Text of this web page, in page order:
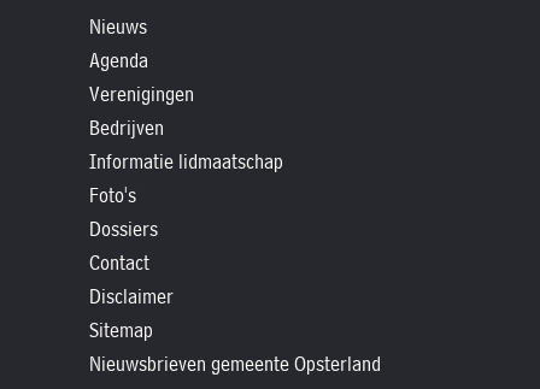
Nieuws
Agenda
Verenigingen
Bedrijven
Informatie lidmaatschap
Foto's
Dossiers
Contact
Disclaimer
Sitemap
Nieuwsbrieven gemeente Opsterland
Historische
verhalen
Dossiers
Contact
Nieuwsbrieven
gemeente
Opsterland